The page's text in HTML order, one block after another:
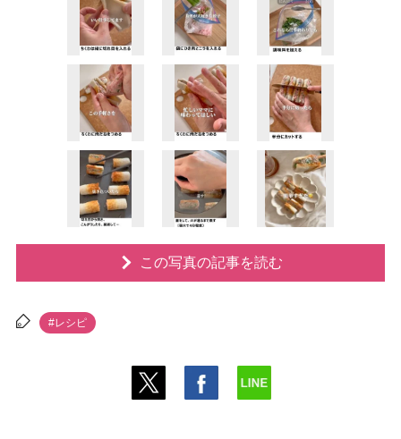
この写真の記事を読む
#レシピ